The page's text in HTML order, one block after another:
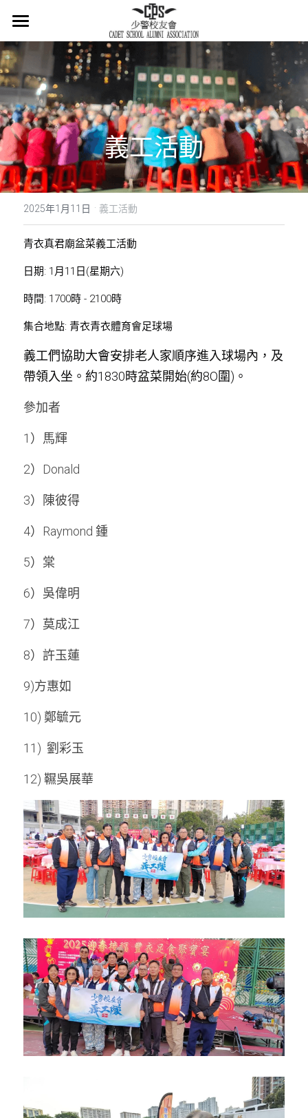
主頁
關於我們
會章
少警冷知識
最新消息
活在當下
活動概覽
集體回憶
懷緬過去
本會近況
會員登記
學警預備班會員登記
正式會員申請
聯絡我們
義工活動
2025年1月11日 · 義工活動
青衣真君廟盆菜義工活動
日期: 1月11日(星期六)
時間: 1700時 - 2100時
集合地點: 青衣青衣體育會足球場
義工們協助大會安排老人家順序進入球場內，及
帶領入坐。約1830時盆菜開始(約8O圍)。
參加者
1） 馬輝
2）Donald
3）陳彼得
4）Raymond 鍾
5）棠
6）吳偉明
7）莫成江
8）許玉蓮
9)方惠如
10) 鄭毓元
11)  劉彩玉
12) 韅吳展華
商品分類
所有商品分類